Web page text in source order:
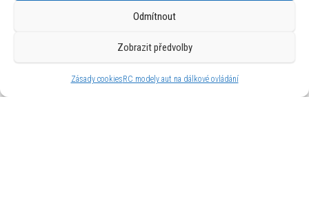
Odmítnout
Zobrazit předvolby
Zásady cookiesRC modely aut na dálkové ovládání
Wiky RC Auto s dobíjecí stanicí RC na dálkové
ovládání 27,5 cm